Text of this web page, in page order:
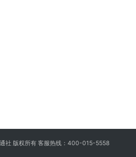
社 版权所有 客服热线：400-015-5558